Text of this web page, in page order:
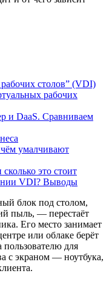
столов” (VDI)
рабочих
и DaaS. Сравниваем
умалчивают
это стоит
VDI? Выводы
блок под столом,
пыль, — перестаёт
Его место занимает
или облаке берёт
пользователю для
с экраном — ноутбука,